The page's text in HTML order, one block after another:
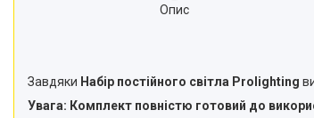
Лінзи-об'єктиви для
Сумки для студійного
Опис
Завдяки Набір постійного світла Prolighting
Увага: Комплект повністю готовий до